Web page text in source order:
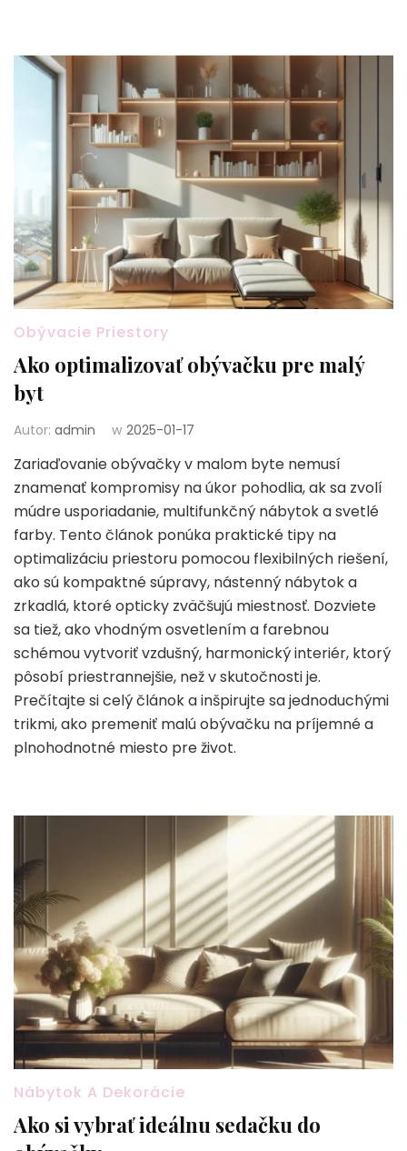
Obývacie Priestory
Ako optimalizovať obývačku pre malý
byt
Autor: admin w 2025-01-17
Zariaďovanie obývačky v malom byte nemusí
znamenať kompromisy na úkor pohodlia, ak sa zvolí
múdre usporiadanie, multifunkčný nábytok a svetlé
farby. Tento článok ponúka praktické tipy na
optimalizáciu priestoru pomocou flexibilných riešení,
ako sú kompaktné súpravy, nástenný nábytok a
zrkadlá, ktoré opticky zväčšujú miestnosť. Dozviete
sa tiež, ako vhodným osvetlením a farebnou
schémou vytvoriť vzdušný, harmonický interiér, ktorý
pôsobí priestrannejšie, než v skutočnosti je.
Prečítajte si celý článok a inšpirujte sa jednoduchými
trikmi, ako premeniť malú obývačku na príjemné a
plnohodnotné miesto pre život.
Nábytok A Dekorácie
Ako si vybrať ideálnu sedačku do